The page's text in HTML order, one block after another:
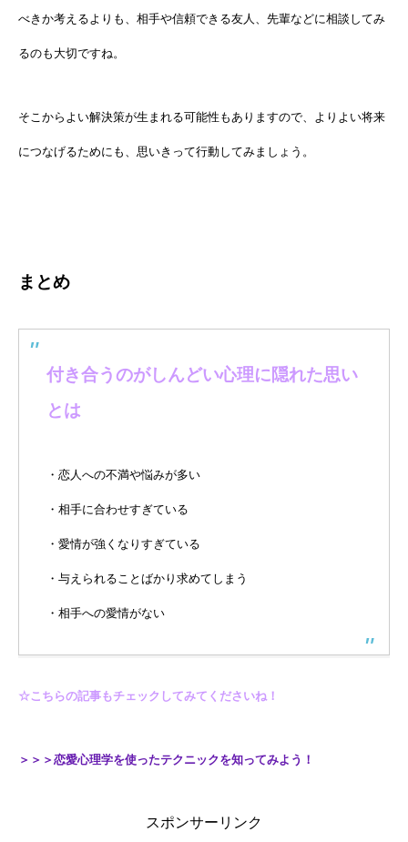
べきか考えるよりも、相手や信頼できる友人、先輩などに相談してみ
るのも大切ですね。
そこからよい解決策が生まれる可能性もありますので、よりよい将来
につなげるためにも、思いきって行動してみましょう。
まとめ
付き合うのがしんどい心理に隠れた思い
とは
・恋人への不満や悩みが多い
・相手に合わせすぎている
・愛情が強くなりすぎている
・与えられることばかり求めてしまう
・相手への愛情がない
☆こちらの記事もチェックしてみてくださいね！
＞＞＞恋愛心理学を使ったテクニックを知ってみよう！
スポンサーリンク